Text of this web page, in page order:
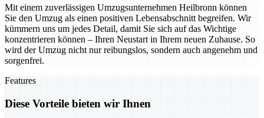
Mit einem zuverlässigen Umzugsunternehmen Heilbronn können
Sie den Umzug als einen positiven Lebensabschnitt begreifen. Wir
kümmern uns um jedes Detail, damit Sie sich auf das Wichtige
konzentrieren können – Ihren Neustart in Ihrem neuen Zuhause. So
wird der Umzug nicht nur reibungslos, sondern auch angenehm und
sorgenfrei.
Features
Diese Vorteile bieten wir Ihnen